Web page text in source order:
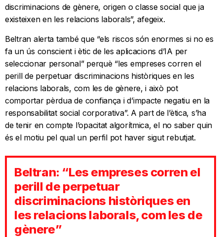
discriminacions de gènere, origen o classe social que ja
existeixen en les relacions laborals”, afegeix.
Beltran alerta també que “els riscos són enormes si no es
fa un ús conscient i ètic de les aplicacions d’IA per
seleccionar personal” perquè “les empreses corren el
perill de perpetuar discriminacions històriques en les
relacions laborals, com les de gènere, i això pot
comportar pèrdua de confiança i d’impacte negatiu en la
responsabilitat social corporativa”. A part de l’ètica, s’ha
de tenir en compte l’opacitat algorítmica, el no saber quin
és el motiu pel qual un perfil pot haver sigut rebutjat.
Beltran: “Les empreses corren el
perill de perpetuar
discriminacions històriques en
les relacions laborals, com les de
gènere”